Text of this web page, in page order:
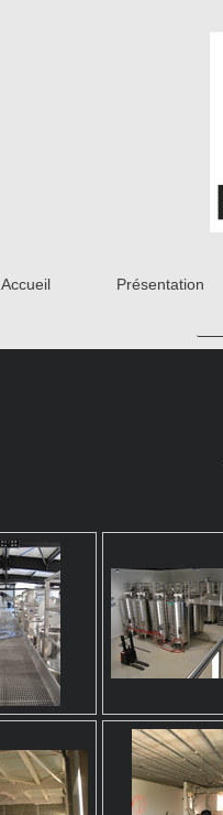
Accueil Présentation